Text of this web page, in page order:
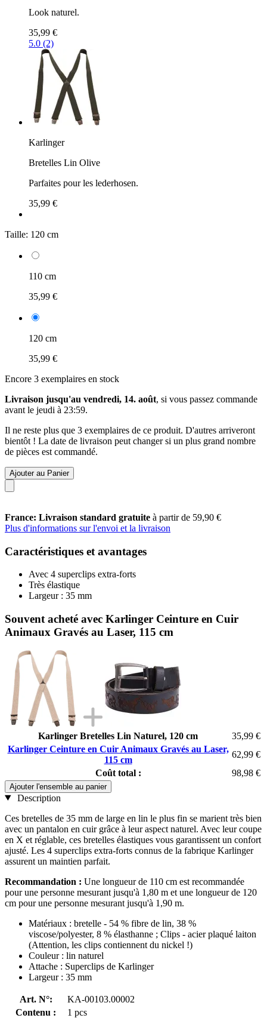
Look naturel.
35,99 €
5.0 (2)
Karlinger
Bretelles Lin Olive
Parfaites pour les lederhosen.
35,99 €
Taille: 120 cm
110 cm
35,99 €
120 cm
35,99 €
Encore 3 exemplaires en stock
Livraison jusqu'au vendredi, 14. août, si vous passez commande
avant le jeudi à 23:59.
Il ne reste plus que 3 exemplaires de ce produit. D'autres arriveront
bientôt ! La date de livraison peut changer si un plus grand nombre
de pièces est commandé.
Ajouter au Panier
France: Livraison standard gratuite à partir de 59,90 €
Plus d'informations sur l'envoi et la livraison
Caractéristiques et avantages
Avec 4 superclips extra-forts
Très élastique
Largeur : 35 mm
Souvent acheté avec Karlinger Ceinture en Cuir
Animaux Gravés au Laser, 115 cm
Karlinger Bretelles Lin Naturel, 120 cm
35,99 €
Karlinger Ceinture en Cuir Animaux Gravés au Laser,
115 cm
62,99 €
Coût total :
98,98 €
Ajouter l'ensemble au panier
Description
Ces bretelles de 35 mm de large en lin le plus fin se marient très bien
avec un pantalon en cuir grâce à leur aspect naturel. Avec leur coupe
en X et réglable, ces bretelles élastiques vous garantissent un confort
ajusté. Les 4 superclips extra-forts connus de la fabrique Karlinger
assurent un maintien parfait.
Recommandation : Une longueur de 110 cm est recommandée
pour une personne mesurant jusqu'à 1,80 m et une longueur de 120
cm pour une personne mesurant jusqu'à 1,90 m.
Matériaux : bretelle - 54 % fibre de lin, 38 %
viscose/polyester, 8 % élasthanne ; Clips - acier plaqué laiton
(Attention, les clips contiennent du nickel !)
Couleur : lin naturel
Attache : Superclips de Karlinger
Largeur : 35 mm
Art. N°:
KA-00103.00002
Contenu :
1 pcs